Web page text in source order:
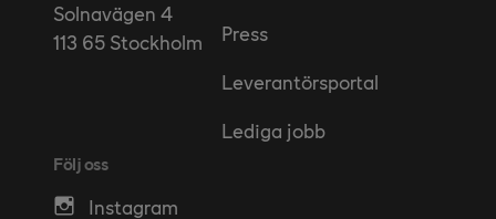
Solnavägen 4
113 65 Stockholm
Press
Leverantörsportal
Lediga jobb
Följ oss
Instagram